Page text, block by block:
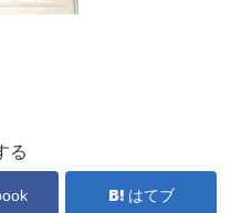
る
はてブ